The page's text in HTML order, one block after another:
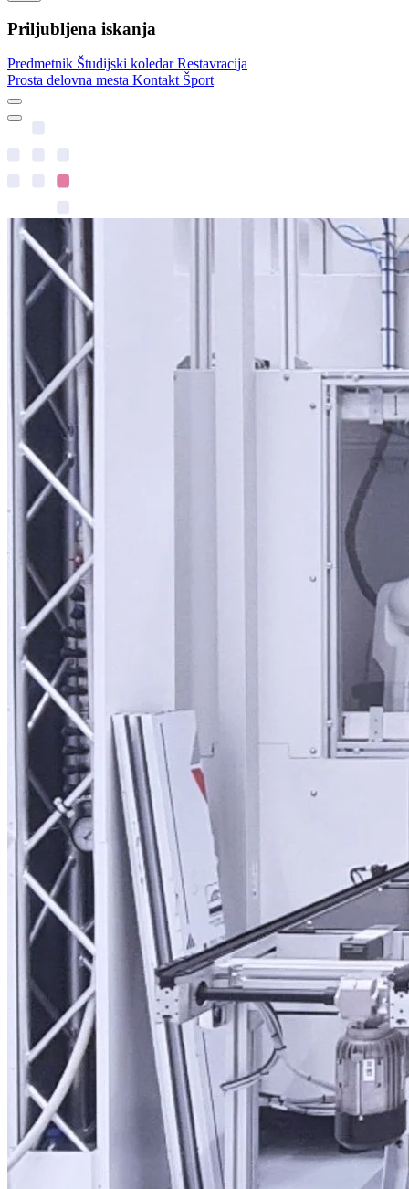
Priljubljena iskanja
Predmetnik Študijski koledarRestavracija
Prosta delovna mesta Kontakt Šport